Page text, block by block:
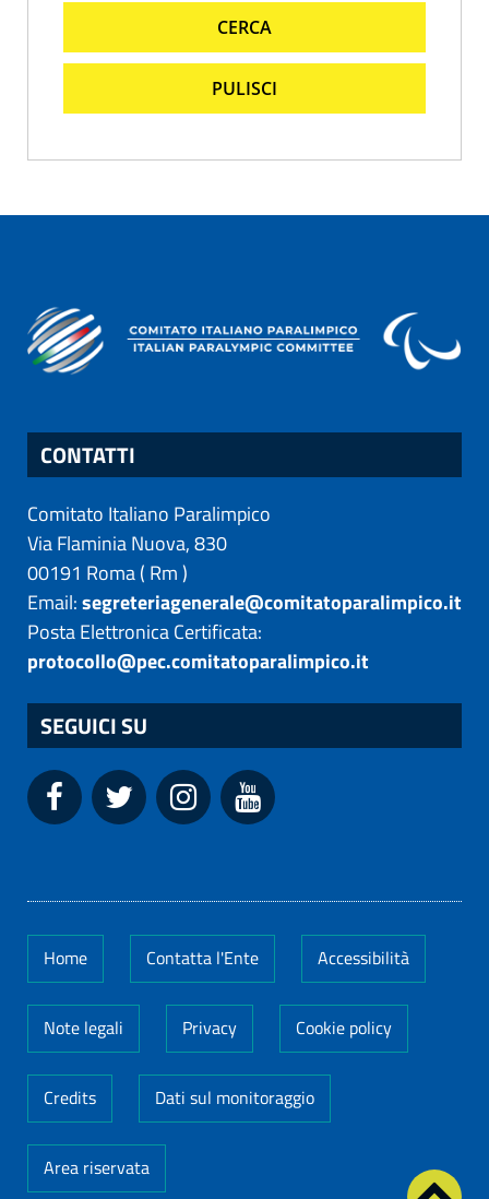
CERCA
PULISCI
CONTATTI
Comitato Italiano Paralimpico
Via Flaminia Nuova, 830
00191 Roma( Rm)
Email:segreteriagenerale@comitatoparalimpico.it
Posta Elettronica Certificata:
protocollo@pec.comitatoparalimpico.it
SEGUICI SU
Home Contatta l'Ente Accessibilità
Note legali Privacy Cookie policy
Credits Dati sul monitoraggio
Area riservata